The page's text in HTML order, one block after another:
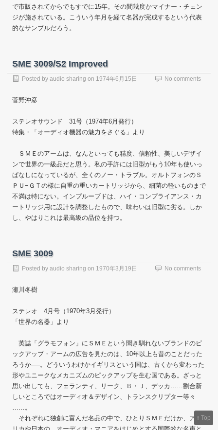
で市販されてからでもすでに15年。その間幾度かマイナー・チェン
ジが施されている。こういう年月を経て名器が完成するという代表
的なサンプルだろう。
SME 3009/S2 Improved
Posted by audio sharing on 1974年6月15日 No comments
菅野沖彦
ステレオサウンド 31号（1974年6月発行）
特集・「オーディオ機器の魅力をさぐる」より
ＳＭＥのアームは、なんといっても精度、信頼性、美しいデザイ
ンで世界の一級品だと思う。私の手許には旧型がもう10年も使いっ
ぱなしになっているが、全くのノー・トラブル。オルトフォンのＳ
ＰＵ−ＧＴの様に自重の重いカートリッジから、細菌の軽いものまで
不満は特にない。インプルーブドは、ハイ・コンプライアンス・カ
ートリッジ用に設計を調整したもので、味わいは旧型に劣る。しか
し、やはりこれは最高級の品位を持つ。
SME 3009
Posted by audio sharing on 1970年3月19日 No comments
瀬川冬樹
ステレオ 4月号（1970年3月発行）
「世界の名器」より
英誌「グラモフォン」にＳＭＥという聞き馴れないブランドのピ
ックアップ・アームの広告を見たのは、10年以上も昔のことだった
ろうか──。どういうわけかイギリスという国は、古くから変わった
形やユニークなメカニズムのピックアップを生む国である。ざっと
思い出しても、フェランティ、リーク、Ｂ・Ｊ、デッカ……割合新
しいところではオーディオ＆デザイン、トランスクリプター等々
……。
それぞれに独創に富んだ名品の中で、ひとりＳＭＥだけか、アメ
↑ Top